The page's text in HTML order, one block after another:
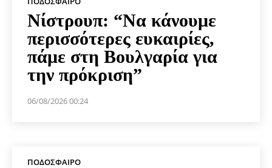
Νίστρουπ: “Να κάνουμε
περισσότερες ευκαιρίες,
πάμε στη Βουλγαρία για
την πρόκριση”
06/08/2026 00:24
ΠΟΔΌΣΦΑΙΡΟ